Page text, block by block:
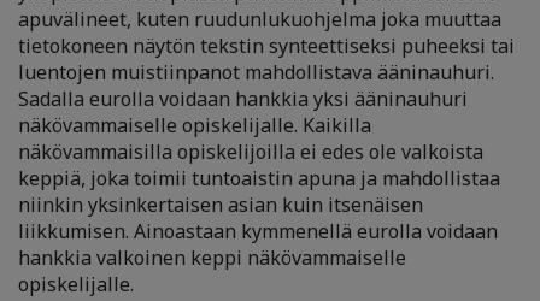
apuvälineet, kuten ruudunlukuohjelma joka muuttaa
tietokoneen näytön tekstin synteettiseksi puheeksi tai
luentojen muistiinpanot mahdollistava ääninauhuri.
Sadalla eurolla voidaan hankkia yksi ääninauhuri
näkövammaiselle opiskelijalle. Kaikilla
näkövammaisilla opiskelijoilla ei edes ole valkoista
keppiä, joka toimii tuntoaistin apuna ja mahdollistaa
niinkin yksinkertaisen asian kuin itsenäisen
liikkumisen. Ainoastaan kymmenellä eurolla voidaan
hankkia valkoinen keppi näkövammaiselle
opiskelijalle.